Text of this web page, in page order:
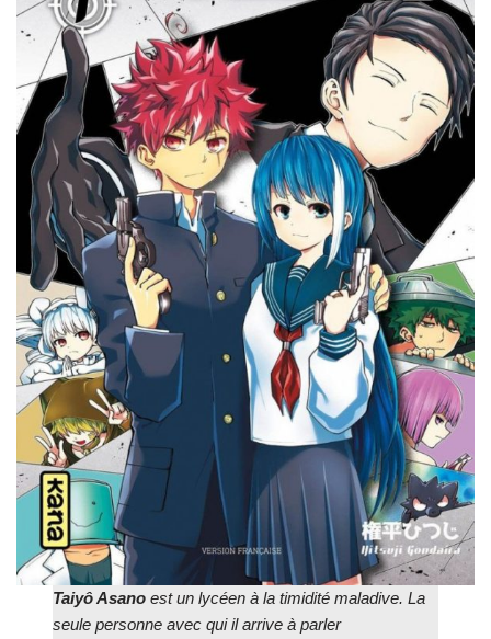
Taiyô Asano est un lycéen à la timidité maladive. La
seule personne avec qui il arrive à parler